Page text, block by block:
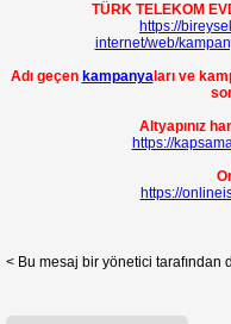
TÜRK TELEKOM
https://
internet/web/
Adı geçen kampanyaları ve
Altyapınız
https://
https://
< Bu mesaj bir yönetici tarafından